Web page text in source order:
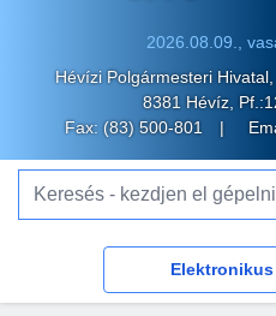
2026.08.09.,
Hévízi Polgármesteri
8381 Hévíz,
Fax: (83) 500-801